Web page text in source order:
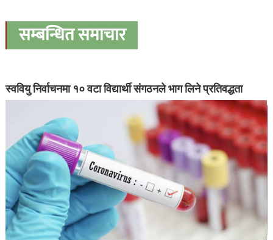
सम्बन्धित समाचार
स्ववियु निर्वाचनमा १० वटा विद्यार्थी संगठनले भाग लिने प्रतिवद्धता